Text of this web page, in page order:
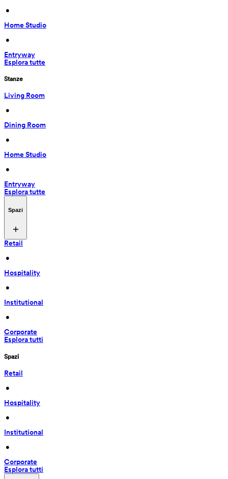
•
Home Studio
•
Entryway
Esplora tutte
Stanze
Living Room
•
Dining Room
•
Home Studio
•
Entryway
Esplora tutte
Spazi
Retail
•
Hospitality
•
Institutional
•
Corporate
Esplora tutti
Spazi
Retail
•
Hospitality
•
Institutional
•
Corporate
Esplora tutti